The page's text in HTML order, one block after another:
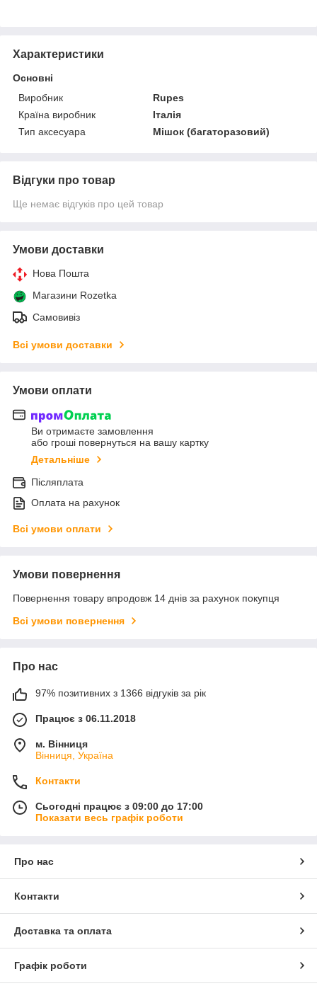
Характеристики
Основні
Виробник
Rupes
Країна виробник
Італія
Тип аксесуара
Мішок (багаторазовий)
Відгуки про товар
Ще немає відгуків про цей товар
Умови доставки
Нова Пошта
Магазини Rozetka
Самовивіз
Всі умови доставки
Умови оплати
Ви отримаєте замовлення
або гроші повернуться на вашу картку
Детальніше
Післяплата
Оплата на рахунок
Всі умови оплати
Умови повернення
Повернення товару впродовж 14 днів за рахунок покупця
Всі умови повернення
Про нас
97% позитивних з 1366 відгуків за рік
Працює з 06.11.2018
м. Вінниця
Вінниця, Україна
Контакти
Сьогодні працює з 09:00 до 17:00
Показати весь графік роботи
Про нас
Контакти
Доставка та оплата
Графік роботи